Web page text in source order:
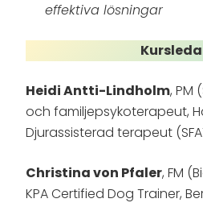
effektiva lösningar
Heidi Antti-Lindholm, PM
och familjepsykoterapeut,
Djurassisterad terapeut
Christina von Pfaler, FM
KPA Certified Dog Trainer,